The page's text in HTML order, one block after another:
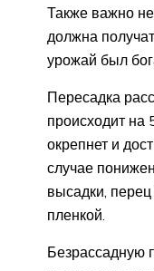
Также важно
должна
урожай был
Пересадка
происходит на
окрепнет и
случае
высадки,
пленкой.
Безрассадную